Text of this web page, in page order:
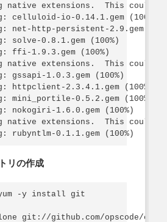
native extensions.  This could
celluloid-io-0.14.1.gem (100%)
net-http-persistent-2.9.gem
solve-0.8.1.gem (100%)
ffi-1.9.3.gem (100%)
native extensions.  This could
gssapi-1.0.3.gem (100%)
httpclient-2.3.4.1.gem (100%)
mini_portile-0.5.2.gem (100%)
nokogiri-1.6.0.gem (100%)
native extensions.  This could
リの作成
-y install git